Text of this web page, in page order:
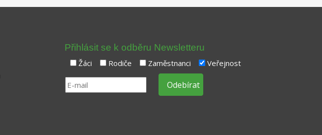
Přihlásit se k odběru Newsletteru
Žáci Rodiče Zaměstnanci Veřejnost